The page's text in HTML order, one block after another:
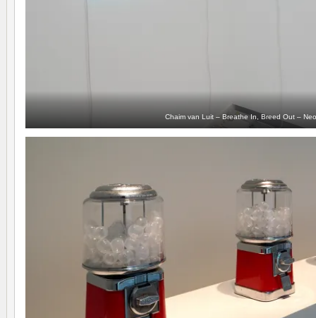
Chaim van Luit – Breathe In, Breed Out –